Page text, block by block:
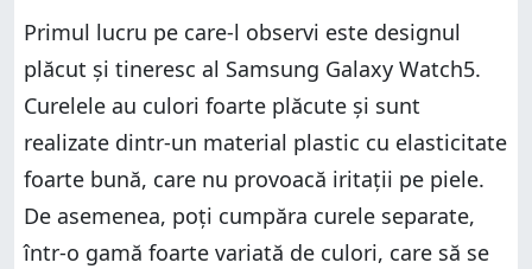
5. Monitorizarea activităților sportive este precisă și
inteligent realizată
6. Este primul smartwatch cu Wear OS 3
Ție ce-ți place la Samsung Galaxy Watch5?
4. Monitorizarea continuă a inimii
5. Monitorizarea activităților sportive este precisă și
inteligent realizată
6. Este primul smartwatch cu Wear OS 3
Ție ce-ți place la Samsung Galaxy Watch5?
Primul lucru pe care-l observi este designul
plăcut și tineresc al Samsung Galaxy Watch5.
Curelele au culori foarte plăcute și sunt
realizate dintr-un material plastic cu elasticitate
foarte bună, care nu provoacă iritații pe piele.
De asemenea, poți cumpăra curele separate,
într-o gamă foarte variată de culori, care să se